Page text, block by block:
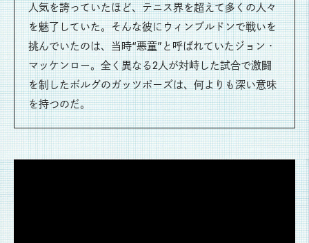
人気を誇っていたほど、テニス界を超えて多くの人々
を魅了していた。そんな彼にウィンブルドンで戦いを
挑んでいたのは、当時“悪童”と呼ばれていたジョン・
マッケンロー。全く異なる2人が対峙した試合で激闘
を制したボルグのガッツポーズは、何よりも深い意味
を持つのだ。